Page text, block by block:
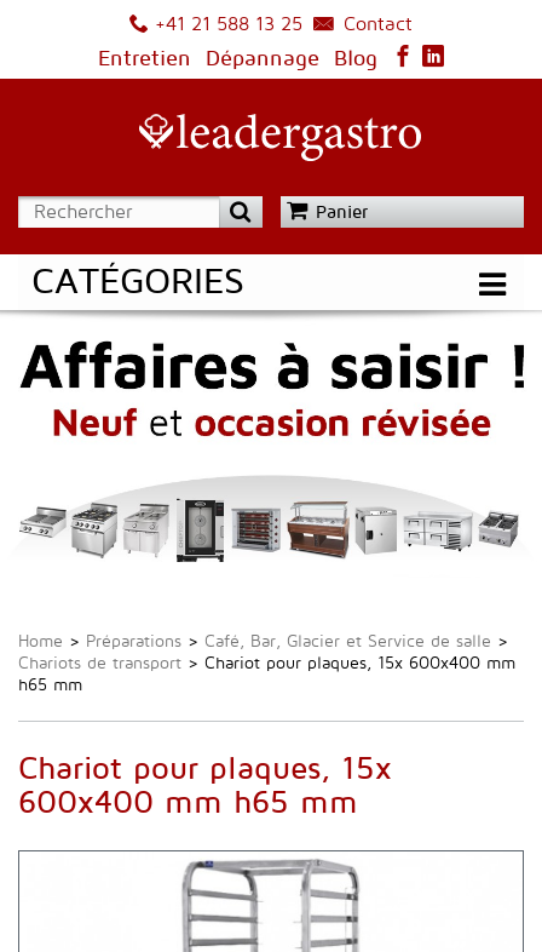
+41 21 588 13 25
Contact
Entretien
Dépannage Blog
Panier
CATÉGORIES
Home > Préparations > Café, Bar, Glacier et Service de salle >
Chariots de transport > Chariot pour plaques, 15x 600x400 mm
h65 mm
Chariot pour plaques, 15x
600x400 mm h65 mm